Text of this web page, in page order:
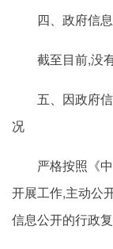
四、政府信
截至目前,没
五、因政府
况
严格按照《
开展工作,主动公
信息公开的行政